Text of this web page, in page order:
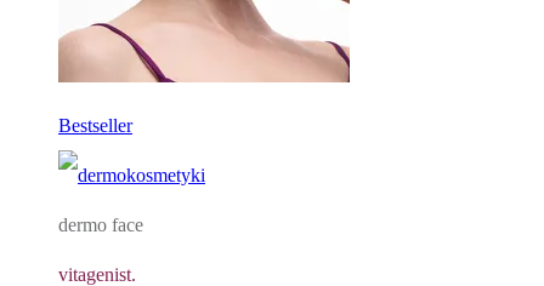
Bestseller
dermo face
vitagenist.